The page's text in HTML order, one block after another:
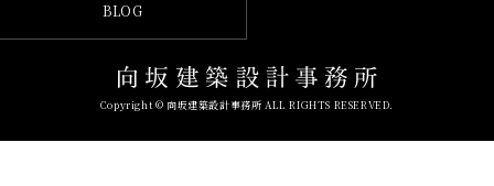
BLOG
Copyright © 向坂建築設計事務所 ALL RIGHTS RESERVED.